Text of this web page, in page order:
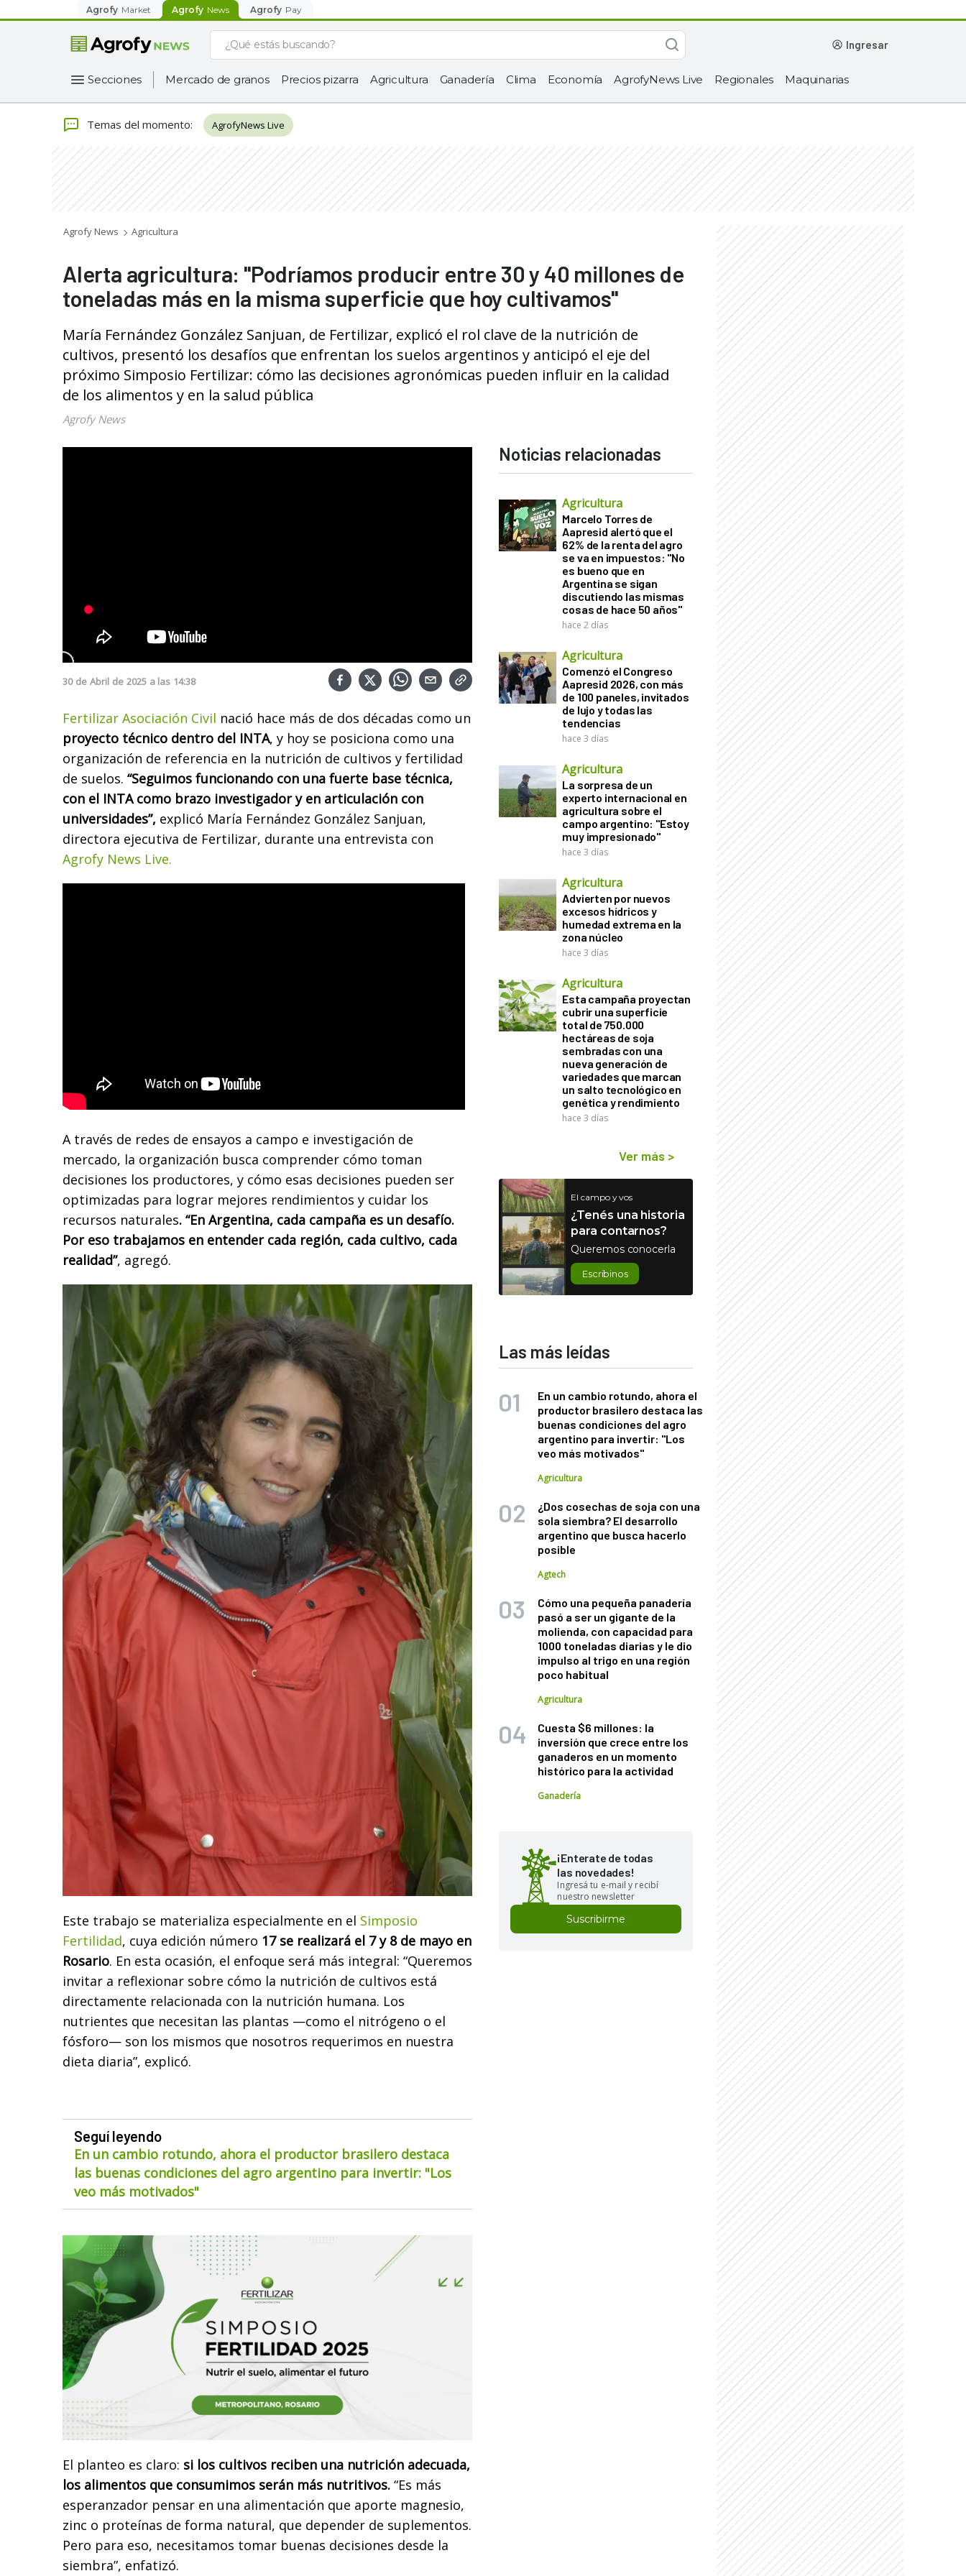
Agrofy Market Agrofy News Agrofy Pay
ingresar
Secciones Mercado de granos Precios pizarra Agricultura Ganadería Clima Economía AgrofyNews Live Regionales Maquinarias
Temas del momento: AgrofyNews Live
Agrofy News Agricultura
Alerta agricultura: "Podríamos producir entre 30 y 40 millones de
toneladas más en la misma superficie que hoy cultivamos"
María Fernández González Sanjuan, de Fertilizar, explicó el rol clave de la nutrición de
cultivos, presentó los desafíos que enfrentan los suelos argentinos y anticipó el eje del
próximo Simposio Fertilizar: cómo las decisiones agronómicas pueden influir en la calidad
de los alimentos y en la salud pública
Agrofy News
30 de Abril de 2025 a las 14:38
Fertilizar Asociación Civil nació hace más de dos décadas como un
proyecto técnico dentro del INTA, y hoy se posiciona como una
organización de referencia en la nutrición de cultivos y fertilidad
de suelos. “Seguimos funcionando con una fuerte base técnica,
con el INTA como brazo investigador y en articulación con
universidades”, explicó María Fernández González Sanjuan,
directora ejecutiva de Fertilizar, durante una entrevista con
Agrofy News Live.
A través de redes de ensayos a campo e investigación de
mercado, la organización busca comprender cómo toman
decisiones los productores, y cómo esas decisiones pueden ser
optimizadas para lograr mejores rendimientos y cuidar los
recursos naturales. “En Argentina, cada campaña es un desafío.
Por eso trabajamos en entender cada región, cada cultivo, cada
realidad”, agregó.
Este trabajo se materializa especialmente en el Simposio
Fertilidad, cuya edición número 17 se realizará el 7 y 8 de mayo en
Rosario. En esta ocasión, el enfoque será más integral: “Queremos
invitar a reflexionar sobre cómo la nutrición de cultivos está
directamente relacionada con la nutrición humana. Los
nutrientes que necesitan las plantas —como el nitrógeno o el
fósforo— son los mismos que nosotros requerimos en nuestra
dieta diaria”, explicó.
Seguí leyendo
En un cambio rotundo, ahora el productor brasilero destaca
las buenas condiciones del agro argentino para invertir: "Los
veo más motivados"
El planteo es claro: si los cultivos reciben una nutrición adecuada,
los alimentos que consumimos serán más nutritivos. “Es más
esperanzador pensar en una alimentación que aporte magnesio,
zinc o proteínas de forma natural, que depender de suplementos.
Pero para eso, necesitamos tomar buenas decisiones desde la
siembra”, enfatizó.
Noticias relacionadas
Agricultura
Marcelo Torres de
Aapresid alertó que el
62% de la renta del agro
se va en impuestos: "No
es bueno que en
Argentina se sigan
discutiendo las mismas
cosas de hace 50 años"
hace 2 días
Agricultura
Comenzó el Congreso
Aapresid 2026, con más
de 100 paneles, invitados
de lujo y todas las
tendencias
hace 3 días
Agricultura
La sorpresa de un
experto internacional en
agricultura sobre el
campo argentino: "Estoy
muy impresionado"
hace 3 días
Agricultura
Advierten por nuevos
excesos hídricos y
humedad extrema en la
zona núcleo
hace 3 días
Agricultura
Esta campaña proyectan
cubrir una superficie
total de 750.000
hectáreas de soja
sembradas con una
nueva generación de
variedades que marcan
un salto tecnológico en
genética y rendimiento
hace 3 días
Ver más >
El campo y vos
¿Tenés una historia
para contarnos?
Queremos conocerla
Escribinos
Las más leídas
En un cambio rotundo, ahora el
productor brasilero destaca las
buenas condiciones del agro
argentino para invertir: "Los
veo más motivados"
Agricultura
¿Dos cosechas de soja con una
sola siembra? El desarrollo
argentino que busca hacerlo
posible
Agtech
Cómo una pequeña panadería
pasó a ser un gigante de la
molienda, con capacidad para
1000 toneladas diarias y le dio
impulso al trigo en una región
poco habitual
Agricultura
Cuesta $6 millones: la
inversión que crece entre los
ganaderos en un momento
histórico para la actividad
Ganadería
¡Enterate de todas
las novedades!
Ingresá tu e-mail y recibí
nuestro newsletter
Suscribirme